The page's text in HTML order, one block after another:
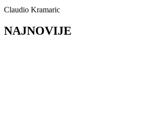
Claudio Kramaric
NAJNOVIJE